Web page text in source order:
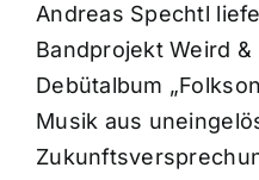
Andreas Spechtl
Bandprojekt Weird
Debütalbum
Musik aus